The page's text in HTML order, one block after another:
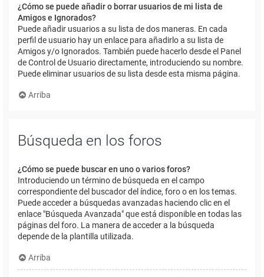
¿Cómo se puede añadir o borrar usuarios de mi lista de
Amigos e Ignorados?
Puede añadir usuarios a su lista de dos maneras. En cada
perfil de usuario hay un enlace para añadirlo a su lista de
Amigos y/o Ignorados. También puede hacerlo desde el Panel
de Control de Usuario directamente, introduciendo su nombre.
Puede eliminar usuarios de su lista desde esta misma página.
Arriba
Búsqueda en los foros
¿Cómo se puede buscar en uno o varios foros?
Introduciendo un término de búsqueda en el campo
correspondiente del buscador del índice, foro o en los temas.
Puede acceder a búsquedas avanzadas haciendo clic en el
enlace "Búsqueda Avanzada" que está disponible en todas las
páginas del foro. La manera de acceder a la búsqueda
depende de la plantilla utilizada.
Arriba